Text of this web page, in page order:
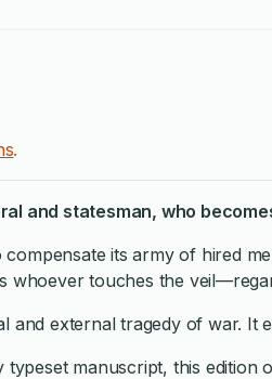
.
and statesman, who
its army of hired
whoever touches the
and external tragedy of war.
manuscript, this edition